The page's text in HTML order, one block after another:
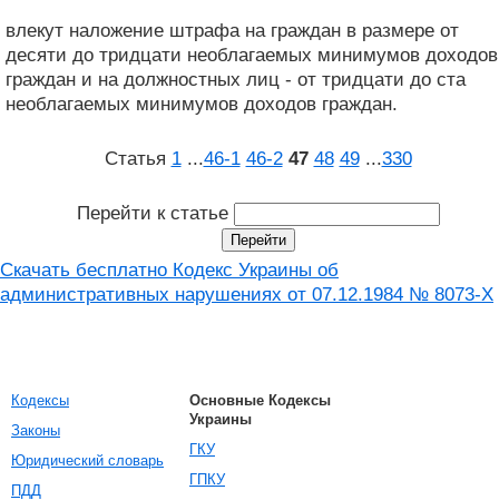
влекут наложение штрафа на граждан в размере от
десяти до тридцати необлагаемых минимумов доходов
граждан и на должностных лиц - от тридцати до ста
необлагаемых минимумов доходов граждан.
Статья 1 ...46‑1 46‑2 47 48 49 ...330
Перейти к статье
Скачать бесплатно Кодекс Украины об
административных нарушениях от 07.12.1984 № 8073-X
Кодексы
Законы
Юридический словарь
ПДД
Основные Кодексы
Украины
ГКУ
ГПКУ